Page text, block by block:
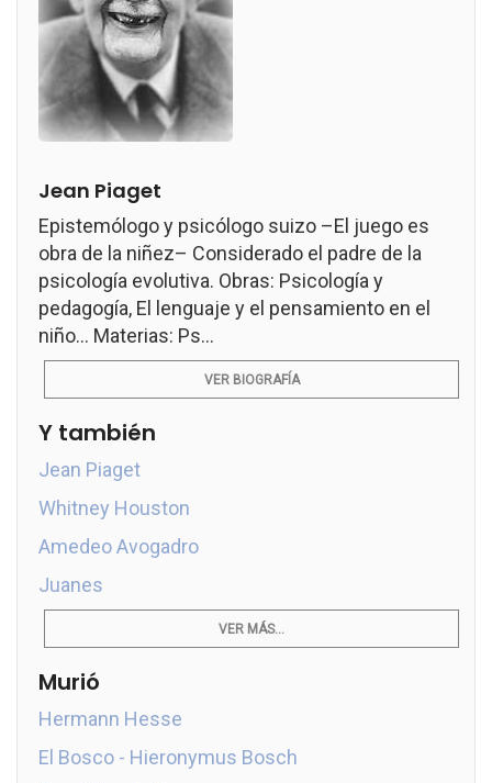
Jean Piaget
Epistemólogo y psicólogo suizo –El juego es
obra de la niñez– Considerado el padre de la
psicología evolutiva. Obras: Psicología y
pedagogía, El lenguaje y el pensamiento en el
niño... Materias: Ps...
VER BIOGRAFÍA
Y también
Jean Piaget
Whitney Houston
Amedeo Avogadro
Juanes
VER MÁS...
Murió
Hermann Hesse
El Bosco - Hieronymus Bosch